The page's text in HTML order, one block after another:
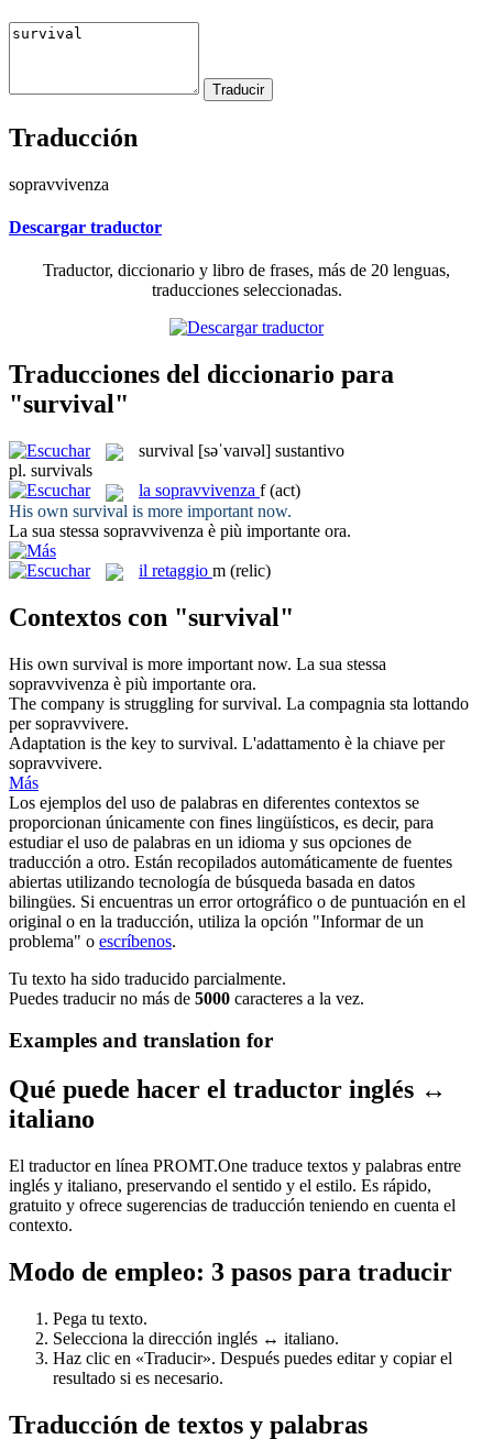
Traducción
sopravvivenza
Descargar traductor
Traductor, diccionario y libro de frases, más de 20 lenguas,
traducciones seleccionadas.
Traducciones del diccionario para
"survival"
survival [səˈvaɪvəl] sustantivo
pl. survivals
la sopravvivenza f (act)
His own survival is more important now.
La sua stessa sopravvivenza è più importante ora.
il retaggio m (relic)
Contextos con "survival"
His own survival is more important now. La sua stessa
sopravvivenza è più importante ora.
The company is struggling forsurvival. La compagnia sta lottando
per sopravvivere.
Adaptation is the key to survival. L'adattamento è la chiave per
sopravvivere.
Más
Los ejemplos del uso de palabras en diferentes contextos se
proporcionan únicamente con fines lingüísticos, es decir, para
estudiar el uso de palabras en un idioma y sus opciones de
traducción a otro. Están recopilados automáticamente de fuentes
abiertas utilizando tecnología de búsqueda basada en datos
bilingües. Si encuentras un error ortográfico o de puntuación en el
original o en la traducción, utiliza la opción "Informar de un
problema" o escríbenos.
Tu texto ha sido traducido parcialmente.
Puedes traducir no más de 5000 caracteres a la vez.
Examples and translation for
Qué puede hacer el traductor inglés ↔
italiano
El traductor en línea PROMT.One traduce textos y palabras entre
inglés y italiano, preservando el sentido y el estilo. Es rápido,
gratuito y ofrece sugerencias de traducción teniendo en cuenta el
contexto.
Modo de empleo: 3 pasos para traducir
Pega tu texto.
Selecciona la dirección inglés ↔ italiano.
Haz clic en «Traducir». Después puedes editar y copiar el
resultado si es necesario.
Traducción de textos y palabras